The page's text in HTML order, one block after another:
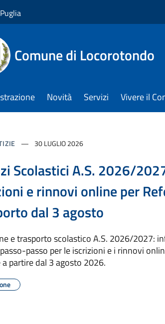
Comune di Locorotondo
Novità Servizi Vivere il
30 LUGLIO 2026
Scolastici A.S. 2026/
e rinnovi online per
dal 3 agosto
e trasporto scolastico A.S. 2026/2027:
passo per le iscrizioni e i rinnovi
partire dal 3 agosto 2026.